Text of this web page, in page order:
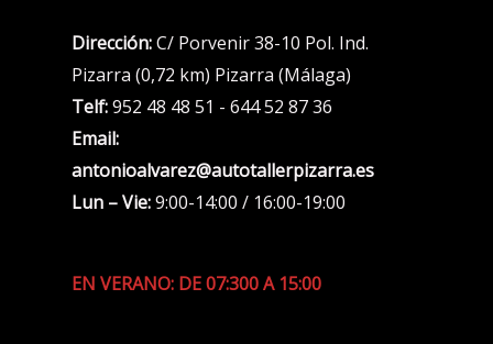
Dirección:C/ Porvenir 38-10 Pol. Ind.
Pizarra (0,72 km) Pizarra (Málaga)
Telf:952 48 48 51 - 644 52 87 36
Email:
antonioalvarez@autotallerpizarra.es
Lun – Vie:9:00-14:00 / 16:00-19:00
EN VERANO: DE 07:300 A 15:00